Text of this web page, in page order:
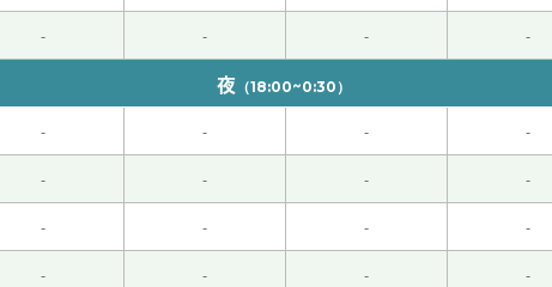
白了。谢谢您，下次见。
了在中国度过的时光，非常开心。下次也请多多关照。
乎没有。最近为了练习写作，我开始经常写日记。虽然阅读速
- - - -
夜 （18:00~0:30）
- - - -
- - - -
- - - -
- - - -